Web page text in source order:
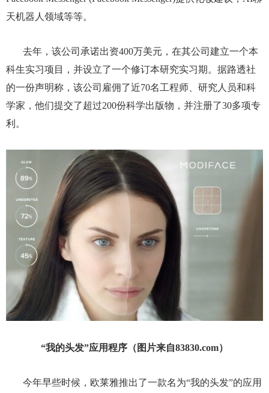
天机器人领域等等。
去年，该公司承诺出资400万美元，在其公司建立一个本
科生实习项目，并设立了一个修订本研究实习期。据路透社
的一份声明称，该公司雇佣了近70名工程师、研究人员和科
学家，他们提交了超过200份科学出版物，并注册了30多项专
利。
“我的头发”应用程序（图片来自83830.com）
今年早些时候，欧莱雅推出了一款名为“我的头发”的应用